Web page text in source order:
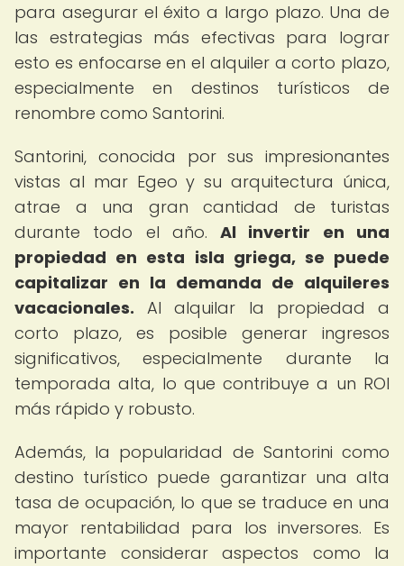
para asegurar el éxito a largo plazo. Una de
las estrategias más efectivas para lograr
esto es enfocarse en el alquiler a corto plazo,
especialmente en destinos turísticos de
renombre como Santorini.
Santorini, conocida por sus impresionantes
vistas al mar Egeo y su arquitectura única,
atrae a una gran cantidad de turistas
durante todo el año.Al invertir en una
propiedad en esta isla griega, se puede
capitalizar en la demanda de alquileres
vacacionales. Al alquilar la propiedad a
corto plazo, es posible generar ingresos
significativos, especialmente durante la
temporada alta, lo que contribuye a un ROI
más rápido y robusto.
Además, la popularidad de Santorini como
destino turístico puede garantizar una alta
tasa de ocupación, lo que se traduce en una
mayor rentabilidad para los inversores. Es
importante considerar aspectos como la